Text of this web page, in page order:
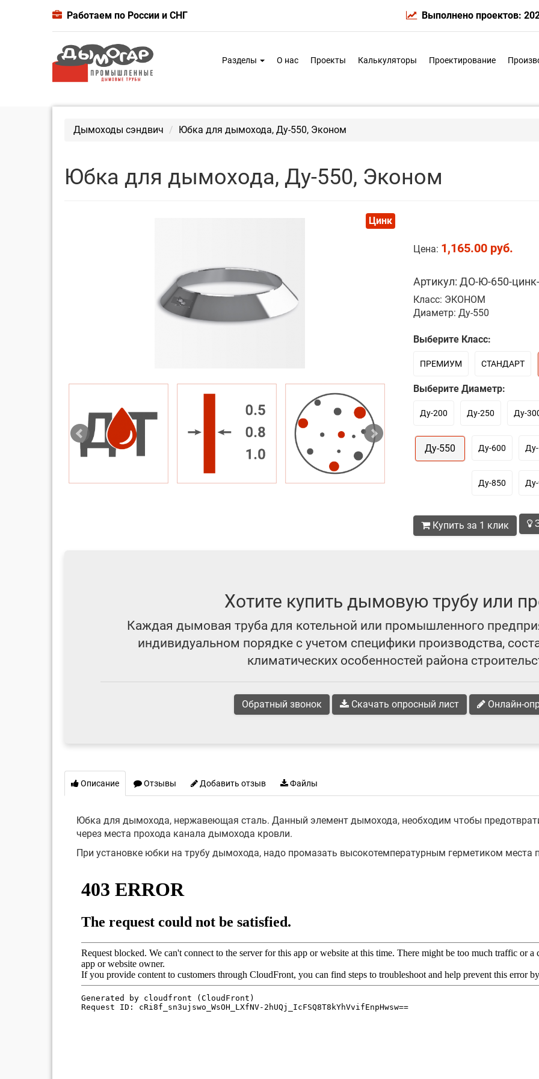
Работаем по России и СНГ Выполнено проектов:
Разделы О нас Проекты Калькуляторы Проектирование
Дымоходы сэндвич Юбка для дымохода, Ду-550, Эконом
Юбка для дымохода, Ду-550, Эконом
Цинк
Цена: 1,165.00 руб.
Артикул: ДО-Ю-650-
Класс: ЭКОНОМ
Диаметр: Ду-550
Выберите Класс:
ПРЕМИУМ СТАНДАРТ
Выберите Диаметр:
Ду-200 Ду-250 Ду-
Ду-550 Ду-600
Ду-850
Купить за 1 клик
Хотите купить дымовую трубу или
Каждая дымовая труба для котельной или промышленного
индивидуальном порядке с учетом специфики производства,
климатических особенностей района
Обратный звонок Скачать опросный лист Онлайн-
Описание Отзывы Добавить отзыв Файлы
Юбка для дымохода, нержавеющая сталь. Данный элемент дымохода, необходим чтобы
через места прохода канала дымохода кровли.
При установке юбки на трубу дымохода, надо промазать высокотемпературным герметиком места